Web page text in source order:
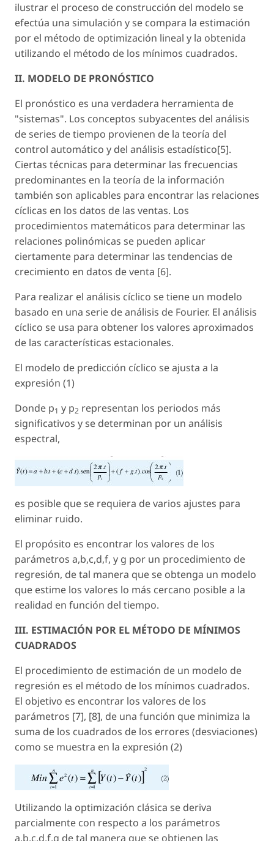
ilustrar el proceso de construcción del modelo se
efectúa una simulación y se compara la estimación
por el método de optimización lineal y la obtenida
utilizando el método de los mínimos cuadrados.
II. MODELO DE PRONÓSTICO
El pronóstico es una verdadera herramienta de
"sistemas". Los conceptos subyacentes del análisis
de series de tiempo provienen de la teoría del
control automático y del análisis estadístico[5].
Ciertas técnicas para determinar las frecuencias
predominantes en la teoría de la información
también son aplicables para encontrar las relaciones
cíclicas en los datos de las ventas. Los
procedimientos matemáticos para determinar las
relaciones polinómicas se pueden aplicar
ciertamente para determinar las tendencias de
crecimiento en datos de venta [6].
Para realizar el análisis cíclico se tiene un modelo
basado en una serie de análisis de Fourier. El análisis
cíclico se usa para obtener los valores aproximados
de las características estacionales.
El modelo de predicción cíclico se ajusta a la
expresión (1)
Donde p1 y p2 representan los periodos más
significativos y se determinan por un análisis
espectral,
es posible que se requiera de varios ajustes para
eliminar ruido.
El propósito es encontrar los valores de los
parámetros a,b,c,d,f, y g por un procedimiento de
regresión, de tal manera que se obtenga un modelo
que estime los valores lo más cercano posible a la
realidad en función del tiempo.
III. ESTIMACIÓN POR EL MÉTODO DE MÍNIMOS
CUADRADOS
El procedimiento de estimación de un modelo de
regresión es el método de los mínimos cuadrados.
El objetivo es encontrar los valores de los
parámetros [7], [8], de una función que minimiza la
suma de los cuadrados de los errores (desviaciones)
como se muestra en la expresión (2)
Utilizando la optimización clásica se deriva
parcialmente con respecto a los parámetros
a,b,c,d,f,g de tal manera que se obtienen las